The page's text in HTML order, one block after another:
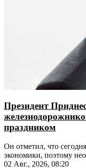
Президент
праздником
Он отметил, что
экономики, поэтому
поддержку
02 Авг., 2026, 08:20